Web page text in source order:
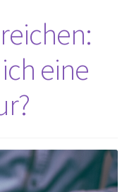
eine